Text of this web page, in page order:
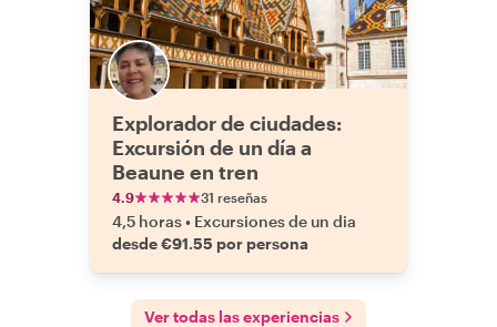
Explorador de ciudades:
Excursión de un día a
Beaune en tren
4.9 31 reseñas
4,5 horas• Excursiones de un dia
desde €91.55 por persona
Ver todas las experiencias